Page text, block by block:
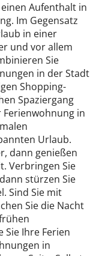
Aufenthalt in
Im Gegensatz
in einer
und vor allem
Sie
in der Stadt
Shopping-
Spaziergang
in
Urlaub.
dann genießen
Verbringen Sie
stürzen Sie
Sind Sie mit
Sie die Nacht
Sie Ihre Ferien
in